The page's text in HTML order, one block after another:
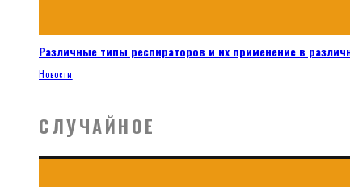
Различные типы респираторов и их применение в
Новости
СЛУЧАЙНОЕ